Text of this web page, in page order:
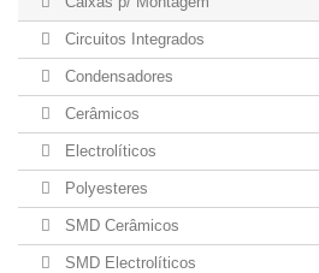
Circuitos Integrados
Condensadores
Cerâmicos
Electrolíticos
Polyesteres
SMD Cerâmicos
SMD Electrolíticos